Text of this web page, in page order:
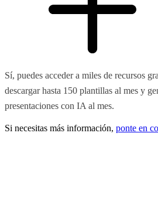
Sí, puedes acceder a miles de recursos
descargar hasta 150 plantillas al mes y
presentaciones con IA al mes.
Si necesitas más información, ponte en